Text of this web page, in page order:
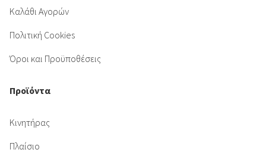
Καλάθι Αγορών
Πολιτική Cookies
Όροι και Προϋποθέσεις
Προϊόντα
Κινητήρας
Πλαίσιο